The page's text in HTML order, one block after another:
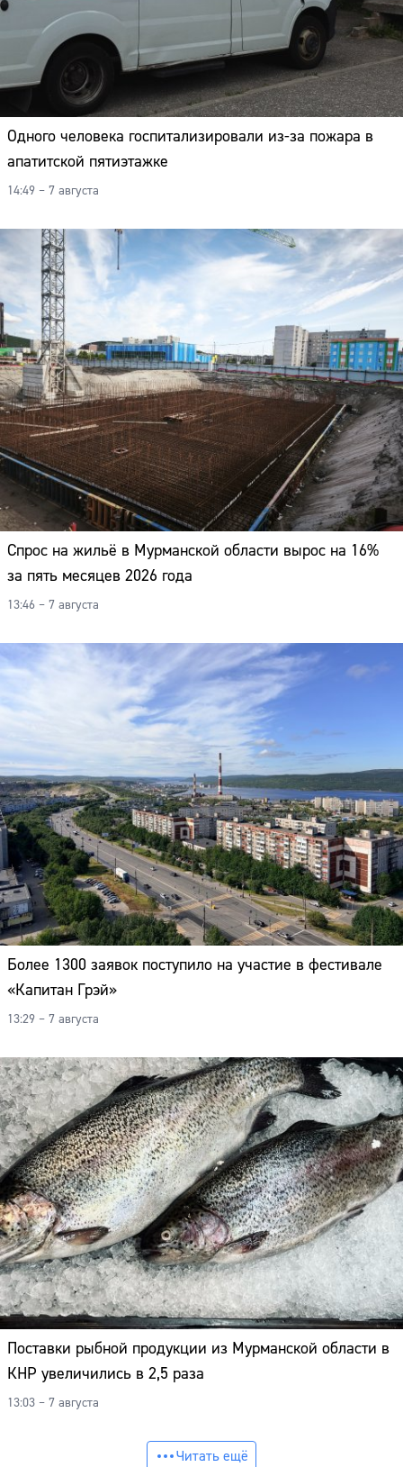
Одного человека госпитализировали из-за пожара в
апатитской пятиэтажке
14:49 – 7 августа
Спрос на жильё в Мурманской области вырос на 16%
за пять месяцев 2026 года
13:46 – 7 августа
Более 1300 заявок поступило на участие в фестивале
«Капитан Грэй»
13:29 – 7 августа
Поставки рыбной продукции из Мурманской области в
КНР увеличились в 2,5 раза
13:03 – 7 августа
Читать ещё